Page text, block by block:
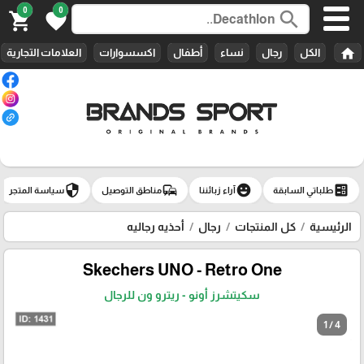
search
0
favorite
0
shopping_cart
home الكل رجال نساء أطفال اكسسوارات العلامات التجارية
ballotطلباتي السابقة emoji_emotionsآراء زبائننا commuteمناطق التوصيل securityسياسة المتجر
الرئيسية كل المنتجات رجال أحذيه رجاليه
Skechers UNO - Retro One
سكيتشرز أونو - ريترو ون للرجال
1 / 4